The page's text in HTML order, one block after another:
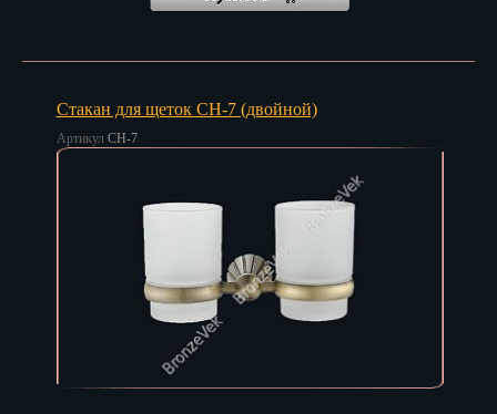
Стакан для щеток CH-7 (двойной)
Артикул CH-7